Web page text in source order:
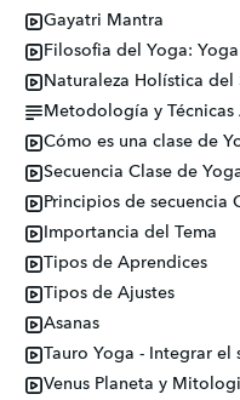
Gayatri Mantra
Filosofia del Yoga:
Naturaleza Holística del
Metodología y Técnicas
Cómo es una clase de
Secuencia Clase de
Principios de secuencia
Importancia del Tema
Tipos de Aprendices
Tipos de Ajustes
Asanas
Tauro Yoga - Integrar el
Venus Planeta y